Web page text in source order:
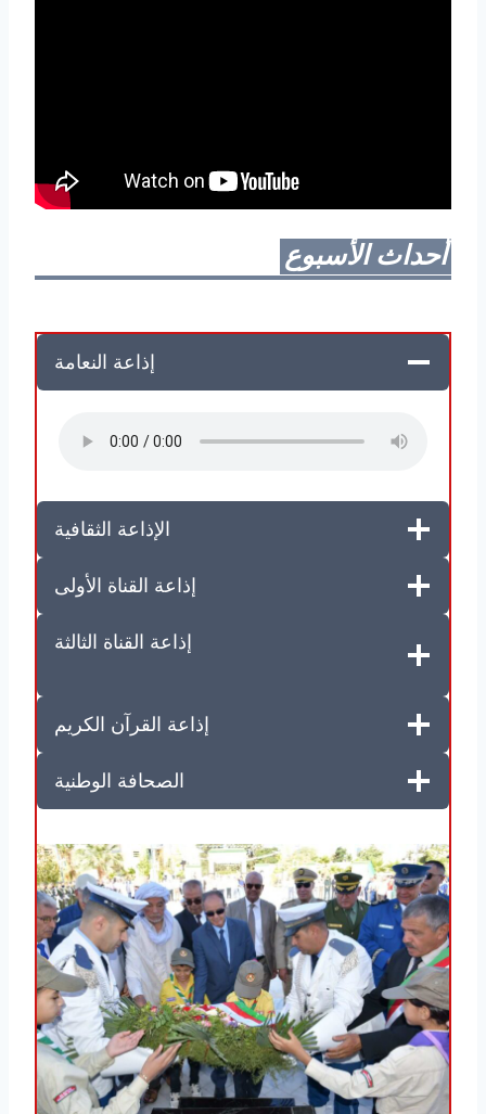
أحداث الأسبوع
إذاعة النعامة
الإذاعة الثقافية
إذاعة القناة الأولى
إذاعة القناة الثالثة
إذاعة القرآن الكريم
الصحافة الوطنية